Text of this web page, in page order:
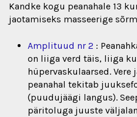
Kandke kogu peanahale 13
jaotamiseks masseerige
Amplituud nr 2 :
on liiga verd täis, liiga
hüpervaskulaarsed.
peanahal tekitab
(puudujäägi langus).
päritoluga juuste